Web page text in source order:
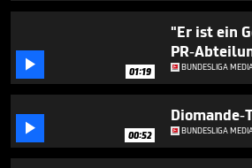
 01:19
"Er ist ein
PR-
BUNDESLIGA
 00:52 BUNDESLIGA